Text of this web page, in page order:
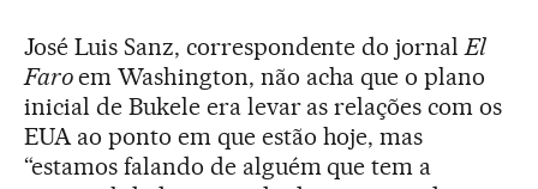
José Luis Sanz, correspondente do jornalEl
Faroem Washington, não acha que o plano
inicial de Bukele era levar as relações com os
EUA ao ponto em que estão hoje, mas
“estamos falando de alguém que tem a